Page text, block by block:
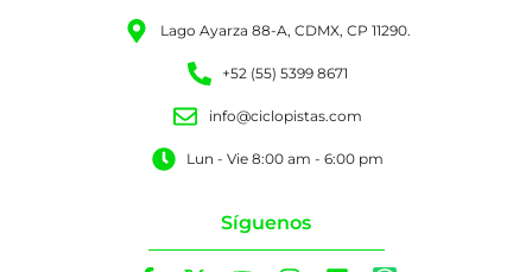
Lago Ayarza 88-A, CDMX, CP 11290.
+52 (55) 5399 8671
info@ciclopistas.com
Lun - Vie 8:00 am - 6:00 pm
Síguenos